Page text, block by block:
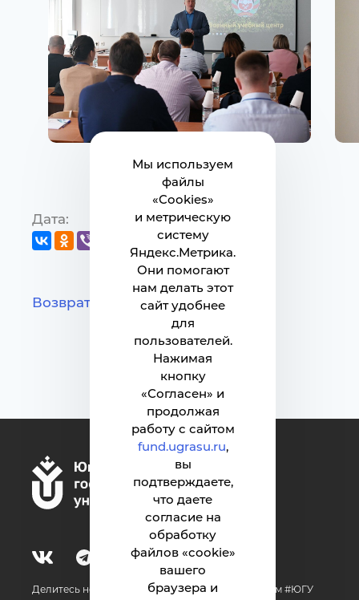
Мы используем
файлы
«Cookies»
и метрическую
систему
Яндекс.Метрика.
Они помогают
нам делать этот
сайт удобнее
для
пользователей.
Нажимая
кнопку
«Согласен» и
продолжая
работу с сайтом
fund.ugrasu.ru,
вы
подтверждаете,
что даете
согласие на
обработку
файлов «cookie»
вашего
браузера и
Дата: 20.07.2023
Возврат к списку
Делитесь новостями об университете с хештегом #ЮГУ